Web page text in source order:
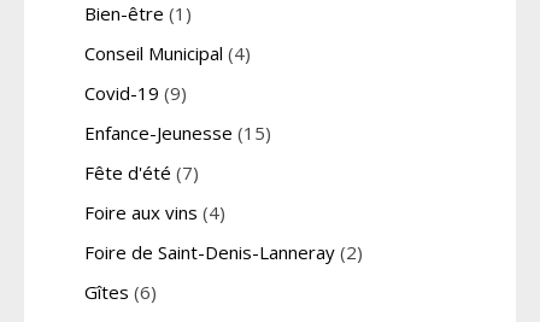
Bien-être (1)
Conseil Municipal (4)
Covid-19 (9)
Enfance-Jeunesse (15)
Fête d'été (7)
Foire aux vins (4)
Foire de Saint-Denis-Lanneray (2)
Gîtes (6)